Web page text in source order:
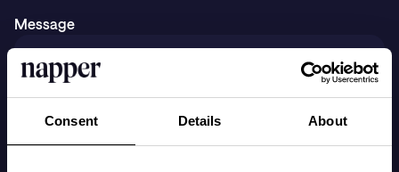
Consent Details About
LADDA NED PÅ Hämta i
Message